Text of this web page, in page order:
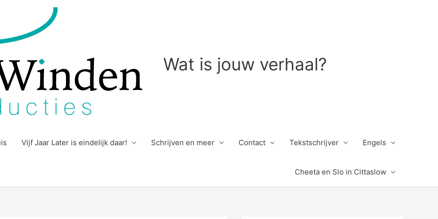
Wat is jouw verhaal?
Vijf Jaar Later is eindelijk daar! Schrijven en meer Contact Tekstschrijver Engels
Cheeta en Slo in Cittaslow